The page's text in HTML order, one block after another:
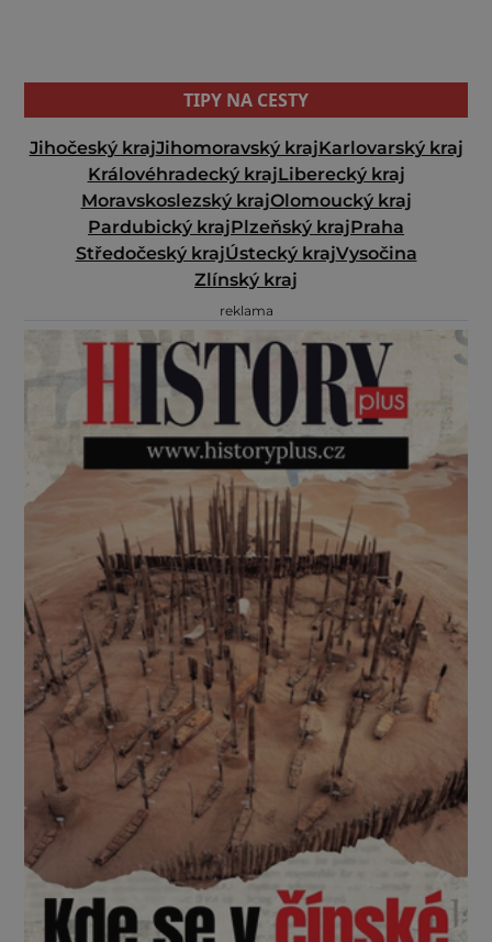
TIPY NA CESTY
Jihočeský krajJihomoravský krajKarlovarský kraj
Královéhradecký krajLiberecký kraj
Moravskoslezský krajOlomoucký kraj
Pardubický krajPlzeňský krajPraha
Středočeský krajÚstecký krajVysočina
Zlínský kraj
reklama